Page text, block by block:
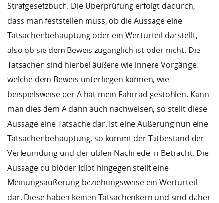
Strafgesetzbuch. Die Überprüfung erfolgt dadurch,
dass man feststellen muss, ob die Aussage eine
Tatsachenbehauptung oder ein Werturteil darstellt,
also ob sie dem Beweis zugänglich ist oder nicht. Die
Tatsachen sind hierbei äußere wie innere Vorgänge,
welche dem Beweis unterliegen können, wie
beispielsweise der A hat mein Fahrrad gestohlen. Kann
man dies dem A dann auch nachweisen, so stellt diese
Aussage eine Tatsache dar. Ist eine Äußerung nun eine
Tatsachenbehauptung, so kommt der Tatbestand der
Verleumdung und der üblen Nachrede in Betracht. Die
Aussage du blöder Idiot hingegen stellt eine
Meinungsäußerung beziehungsweise ein Werturteil
dar. Diese haben keinen Tatsachenkern und sind daher